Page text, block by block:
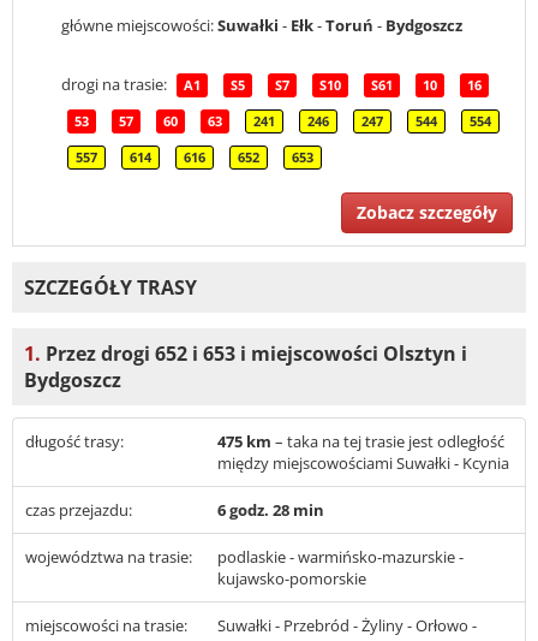
główne miejscowości:Suwałki - Ełk-Toruń - Bydgoszcz
drogi na trasie: A1 S5 S7 S10 S61 10 16
53 57 60 63 241 246 247 544 554
557 614 616 652 653
Zobacz szczegóły
SZCZEGÓŁY TRASY
1. Przez drogi 652 i 653 i miejscowości Olsztyn i
Bydgoszcz
długość trasy: 475 km – taka na tej trasie jest odległość
między miejscowościami Suwałki - Kcynia
czas przejazdu: 6 godz. 28 min
województwa na trasie:
podlaskie - warmińsko-mazurskie -
kujawsko-pomorskie
miejscowości na trasie:
Suwałki - Przebród - Żyliny - Orłowo -